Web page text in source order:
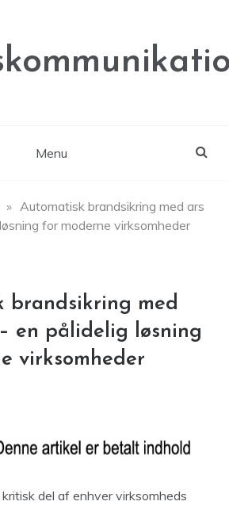
Menu
» Automatisk brandsikring med ars
for moderne virksomheder
brandsikring med
en pålidelig løsning
virksomheder
del af enhver virksomheds